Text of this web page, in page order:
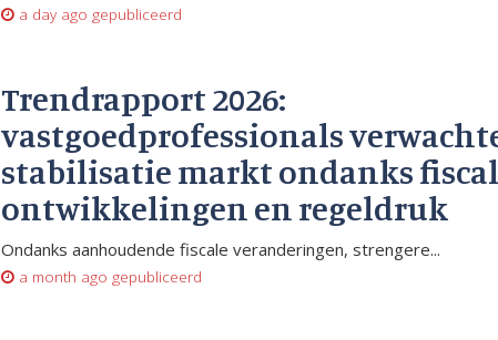
a day ago gepubliceerd
Trendrapport 2026:
vastgoedprofessionals
stabilisatie markt ondanks
ontwikkelingen en regeldruk
Ondanks aanhoudende fiscale veranderingen, strengere...
a month ago gepubliceerd